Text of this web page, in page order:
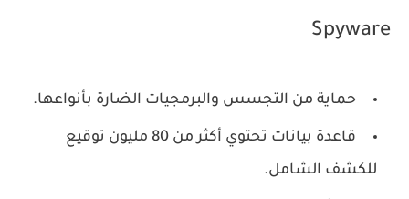
Spyware
حماية من التجسس والبرمجيات الضارة بأنواعها.
قاعدة بيانات تحتوي أكثر من 80 مليون توقيع
للكشف الشامل.